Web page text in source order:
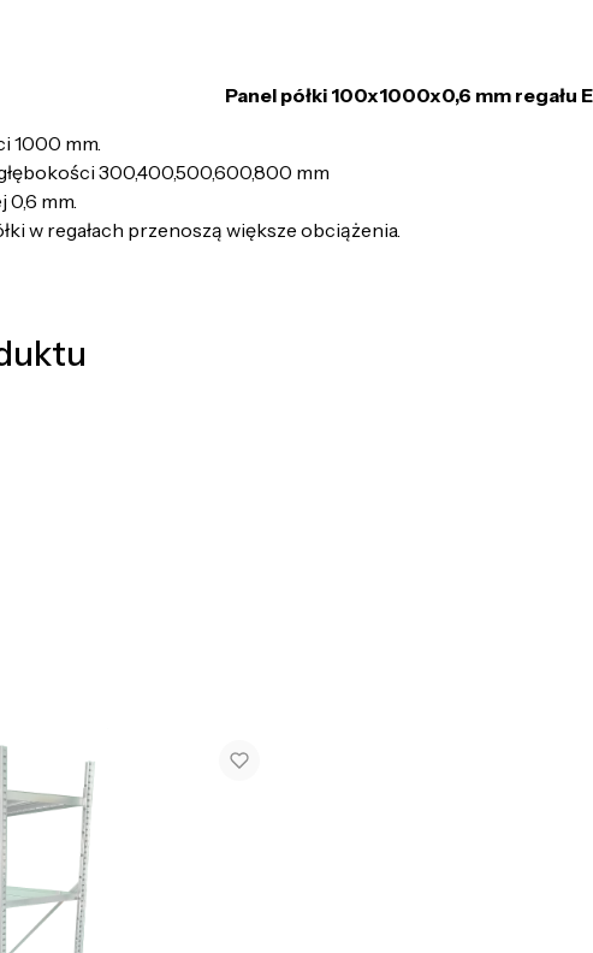
Panel półki 100x1000x0,6 mm regału
1000 mm.
300,400,500,600,800 mm
0,6 mm.
w regałach przenoszą większe obciążenia.